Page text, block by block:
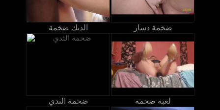
الديك ضخمة ضخمة دسار
ضخمة الثدي لعبة ضخمة